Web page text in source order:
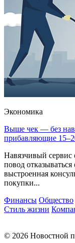
Экономика
Выше чек — без
прибавляющие
Навязчивый сервис
повод отказываться
выстроенная
покупки...
Финансы Общество
Стиль жизни
© 2026 Новостной